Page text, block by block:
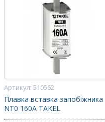
510562
Плавка вставка запобіжника
NT0 160А TAKEL